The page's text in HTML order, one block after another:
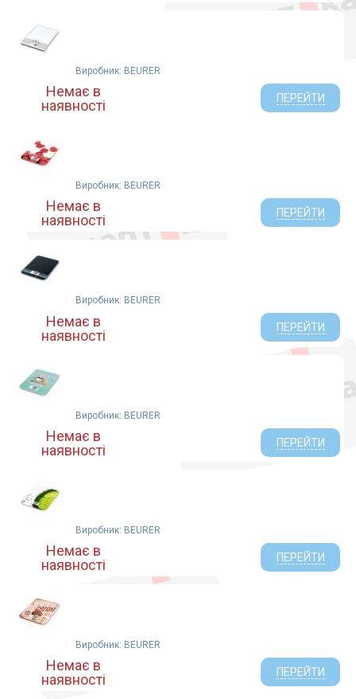
Виробник: BEURER
Немає в
наявності
ПЕРЕЙТИ
Виробник: BEURER
Немає в
наявності
ПЕРЕЙТИ
Виробник: BEURER
Немає в
наявності
ПЕРЕЙТИ
Виробник: BEURER
Немає в
наявності
ПЕРЕЙТИ
Виробник: BEURER
Немає в
наявності
ПЕРЕЙТИ
Виробник: BEURER
Немає в
наявності
ПЕРЕЙТИ